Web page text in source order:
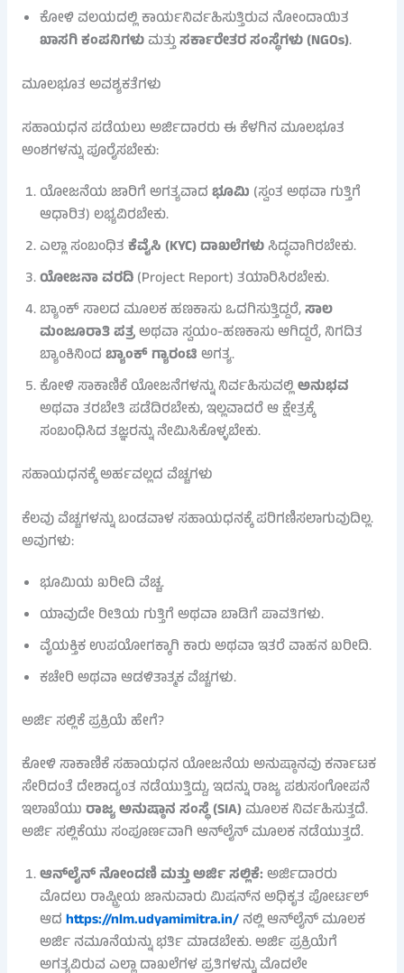
ಕೋಳಿ ವಲಯದಲ್ಲಿ ಕಾರ್ಯನಿರ್ವಹಿಸುತ್ತಿರುವ ನೋಂದಾಯಿತ
ಖಾಸಗಿ ಕಂಪನಿಗಳುಮತ್ತುಸರ್ಕಾರೇತರ ಸಂಸ್ಥೆಗಳು (NGOs).
ಮೂಲಭೂತ ಅವಶ್ಯಕತೆಗಳು
ಸಹಾಯಧನ ಪಡೆಯಲು ಅರ್ಜಿದಾರರು ಈ ಕೆಳಗಿನ ಮೂಲಭೂತ
ಅಂಶಗಳನ್ನು ಪೂರೈಸಬೇಕು:
ಯೋಜನೆಯ ಜಾರಿಗೆ ಅಗತ್ಯವಾದಭೂಮಿ (ಸ್ವಂತ ಅಥವಾ ಗುತ್ತಿಗೆ
ಆಧಾರಿತ) ಲಭ್ಯವಿರಬೇಕು.
ಎಲ್ಲಾ ಸಂಬಂಧಿತಕೆವೈಸಿ (KYC) ದಾಖಲೆಗಳುಸಿದ್ಧವಾಗಿರಬೇಕು.
ಯೋಜನಾ ವರದಿ(Project Report) ತಯಾರಿಸಿರಬೇಕು.
ಬ್ಯಾಂಕ್ ಸಾಲದ ಮೂಲಕ ಹಣಕಾಸು ಒದಗಿಸುತ್ತಿದ್ದರೆ,ಸಾಲ
ಮಂಜೂರಾತಿ ಪತ್ರಅಥವಾ ಸ್ವಯಂ-ಹಣಕಾಸು ಆಗಿದ್ದರೆ, ನಿಗದಿತ
ಬ್ಯಾಂಕಿನಿಂದಬ್ಯಾಂಕ್ ಗ್ಯಾರಂಟಿಅಗತ್ಯ.
ಕೋಳಿ ಸಾಕಾಣಿಕೆ ಯೋಜನೆಗಳನ್ನು ನಿರ್ವಹಿಸುವಲ್ಲಿಅನುಭವ
ಅಥವಾ ತರಬೇತಿ ಪಡೆದಿರಬೇಕು, ಇಲ್ಲವಾದರೆ ಆ ಕ್ಷೇತ್ರಕ್ಕೆ
ಸಂಬಂಧಿಸಿದ ತಜ್ಞರನ್ನು ನೇಮಿಸಿಕೊಳ್ಳಬೇಕು.
ಸಹಾಯಧನಕ್ಕೆ ಅರ್ಹವಲ್ಲದ ವೆಚ್ಚಗಳು
ಕೆಲವು ವೆಚ್ಚಗಳನ್ನು ಬಂಡವಾಳ ಸಹಾಯಧನಕ್ಕೆ ಪರಿಗಣಿಸಲಾಗುವುದಿಲ್ಲ.
ಅವುಗಳು:
ಭೂಮಿಯ ಖರೀದಿ ವೆಚ್ಚ.
ಯಾವುದೇ ರೀತಿಯ ಗುತ್ತಿಗೆ ಅಥವಾ ಬಾಡಿಗೆ ಪಾವತಿಗಳು.
ವೈಯಕ್ತಿಕ ಉಪಯೋಗಕ್ಕಾಗಿ ಕಾರು ಅಥವಾ ಇತರೆ ವಾಹನ ಖರೀದಿ.
ಕಚೇರಿ ಅಥವಾ ಆಡಳಿತಾತ್ಮಕ ವೆಚ್ಚಗಳು.
ಅರ್ಜಿ ಸಲ್ಲಿಕೆ ಪ್ರಕ್ರಿಯೆ ಹೇಗೆ?
ಕೋಳಿ ಸಾಕಾಣಿಕೆ ಸಹಾಯಧನ ಯೋಜನೆಯ ಅನುಷ್ಠಾನವು ಕರ್ನಾಟಕ
ಸೇರಿದಂತೆ ದೇಶಾದ್ಯಂತ ನಡೆಯುತ್ತಿದ್ದು, ಇದನ್ನು ರಾಜ್ಯ ಪಶುಸಂಗೋಪನೆ
ಇಲಾಖೆಯುರಾಜ್ಯ ಅನುಷ್ಠಾನ ಸಂಸ್ಥೆ (SIA)ಮೂಲಕ ನಿರ್ವಹಿಸುತ್ತದೆ.
ಅರ್ಜಿ ಸಲ್ಲಿಕೆಯು ಸಂಪೂರ್ಣವಾಗಿ ಆನ್‌ಲೈನ್ ಮೂಲಕ ನಡೆಯುತ್ತದೆ.
ಆನ್‌ಲೈನ್ ನೋಂದಣಿ ಮತ್ತು ಅರ್ಜಿ ಸಲ್ಲಿಕೆ:ಅರ್ಜಿದಾರರು
ಮೊದಲು ರಾಷ್ಟ್ರೀಯ ಜಾನುವಾರು ಮಿಷನ್‌ನ ಅಧಿಕೃತ ಪೋರ್ಟಲ್
ಆದhttps://nlm.udyamimitra.in/ನಲ್ಲಿ ಆನ್‌ಲೈನ್ ಮೂಲಕ
ಅರ್ಜಿ ನಮೂನೆಯನ್ನು ಭರ್ತಿ ಮಾಡಬೇಕು. ಅರ್ಜಿ ಪ್ರಕ್ರಿಯೆಗೆ
ಅಗತ್ಯವಿರುವ ಎಲ್ಲಾ ದಾಖಲೆಗಳ ಪ್ರತಿಗಳನ್ನು ಮೊದಲೇ